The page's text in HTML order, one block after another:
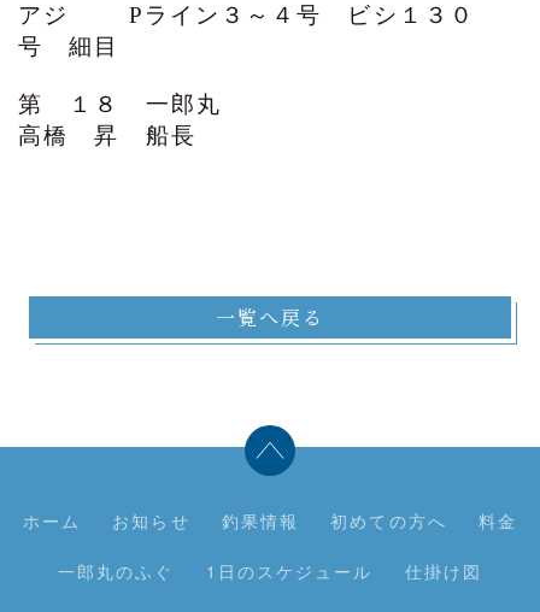
アジ Pライン３～４号 ビシ１３０
号 細目
第 １８ 一郎丸
高橋 昇 船長
一覧へ戻る
ホーム お知らせ 釣果情報 初めての方へ 料金
一郎丸のふぐ 1日のスケジュール 仕掛け図